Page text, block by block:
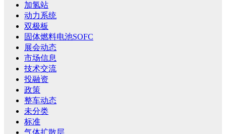
加氢站
动力系统
双极板
固体燃料电池SOFC
展会动态
市场信息
技术交流
投融资
政策
整车动态
未分类
标准